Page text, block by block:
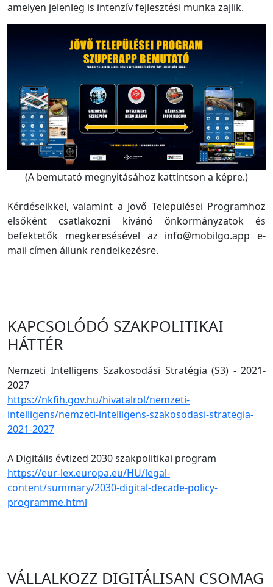
amelyen jelenleg is intenzív fejlesztési munka zajlik.
(A bemutató megnyitásához kattintson a képre.)
Kérdéseikkel, valamint a Jövő Települései Programhoz
elsőként csatlakozni kívánó önkormányzatok és
befektetők megkeresésével az info@mobilgo.app e-
mail címen állunk rendelkezésre.
KAPCSOLÓDÓ SZAKPOLITIKAI
HÁTTÉR
Nemzeti Intelligens Szakosodási Stratégia (S3) - 2021-
2027
https://nkfih.gov.hu/hivatalrol/nemzeti-
intelligens/nemzeti-intelligens-szakosodasi-strategia-
2021-2027
A Digitális évtized 2030 szakpolitikai program
https://eur-lex.europa.eu/HU/legal-
content/summary/2030-digital-decade-policy-
programme.html
VÁLLALKOZZ DIGITÁLISAN CSOMAG